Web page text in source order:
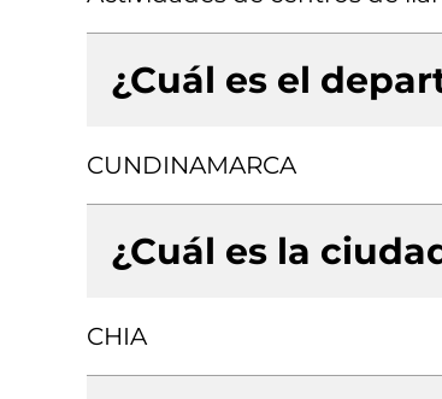
¿Cuál es el
CUNDINAMARCA
¿Cuál es la
CHIA